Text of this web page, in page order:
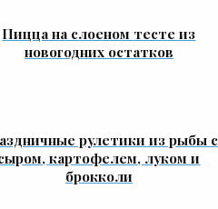
Пицца на слоеном тесте из
новогодних остатков
рулетики из рыбы с
картофелем, луком и
брокколи